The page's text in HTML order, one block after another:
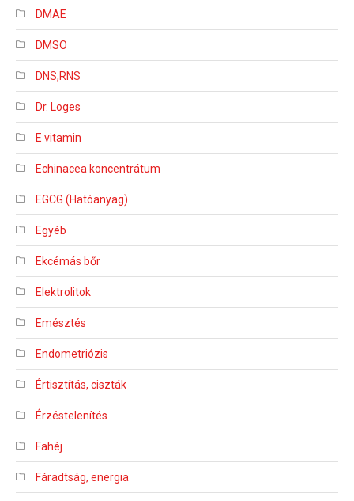
DMAE
DMSO
DNS,RNS
Dr. Loges
E vitamin
Echinacea koncentrátum
EGCG (Hatóanyag)
Egyéb
Ekcémás bőr
Elektrolitok
Emésztés
Endometriózis
Értisztítás, ciszták
Érzéstelenítés
Fahéj
Fáradtság, energia